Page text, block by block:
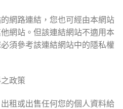
網路連結，您也可經由本網站
網站。但該連結網站不適用本
須參考該連結網站中的隱私權
政策
租或出售任何您的個人資料給